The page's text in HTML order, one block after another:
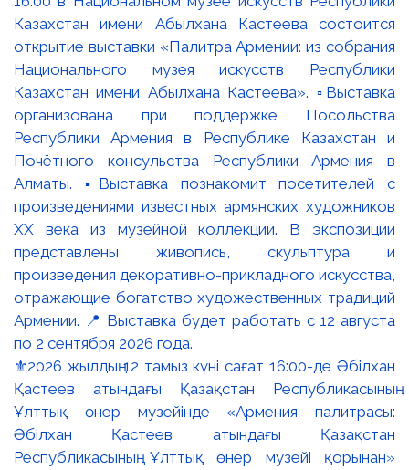
⚜️2026 жылдың 12 тамыз күні сағат 16:00-де Әбілхан
Қастеев атындағы Қазақстан Республикасының
Ұлттық өнер музейінде «Армения палитрасы:
Әбілхан Қастеев атындағы Қазақстан
Республикасының Ұлттық өнер музейі қорынан»